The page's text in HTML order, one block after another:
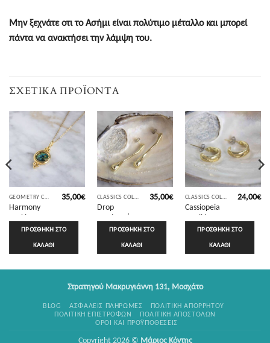
Μην ξεχνάτε οτι το Ασήμι είναι πολύτιμο μέταλλο και μπορεί
πάντα να ανακτήσει την λάμψη του.
ΣΧΕΤΙΚΆ ΠΡΟΪΌΝΤΑ
GEOMETRY COLLECTION
Harmony
necklace
with
Blue stone |
Designs
35,00€
ΠΡΟΣΘΉΚΗ ΣΤΟ
ΚΑΛΆΘΙ
CLASSICS COLLECTION
Drop
earrings |
Sunny
35,00€
ΠΡΟΣΘΉΚΗ ΣΤΟ
ΚΑΛΆΘΙ
CLASSICS COLLECTION
Cassiopeia
small hoop
earrings |
Designs
24,00€
ΠΡΟΣΘΉΚΗ ΣΤΟ
ΚΑΛΆΘΙ
Στρατηγού Μακρυγιάννη 131, Μοσχάτο
BLOG ΑΣΦΑΛΕΊΣ ΠΛΗΡΩΜΈΣ
ΠΟΛΙΤΙΚΉ ΑΠΟΡΡΉΤΟΥ
ΠΟΛΙΤΙΚΉ ΕΠΙΣΤΡΟΦΏΝ
ΠΟΛΙΤΙΚΉ ΑΠΟΣΤΟΛΏΝ
ΌΡΟΙ ΚΑΙ ΠΡΟΫΠΟΘΈΣΕΙΣ
Copyright 2026 © Μάριος Κόντης